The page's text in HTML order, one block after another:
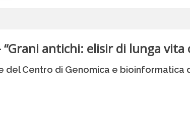
antichi: elisir di lunga vita
Centro di Genomica e bioinformatica